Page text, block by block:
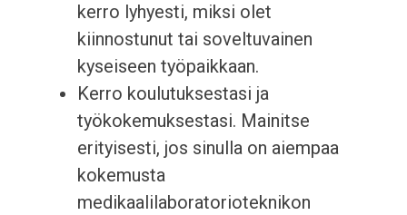
kerro lyhyesti, miksi olet
kiinnostunut tai soveltuvainen
kyseiseen työpaikkaan.
Kerro koulutuksestasi ja
työkokemuksestasi. Mainitse
erityisesti, jos sinulla on aiempaa
kokemusta
medikaalilaboratorioteknikon